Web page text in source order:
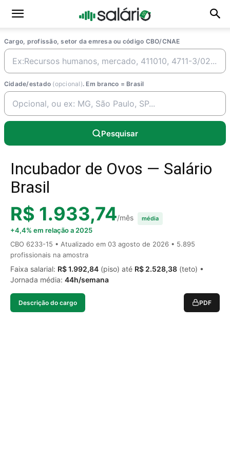
Cargo, profissão, setor da emresa ou código CBO/CNAE
Cidade/estado (opcional). Em branco = Brasil
Pesquisar
Incubador de Ovos — Salário
Brasil
R$ 1.933,74/mês média
+4,4% em relação a 2025
CBO 6233-15 • Atualizado em 03 agosto de 2026 • 5.895
profissionais na amostra
Faixa salarial: R$ 1.992,84 (piso) até R$ 2.528,38 (teto) •
Jornada média: 44h/semana
Descrição do cargo PDF